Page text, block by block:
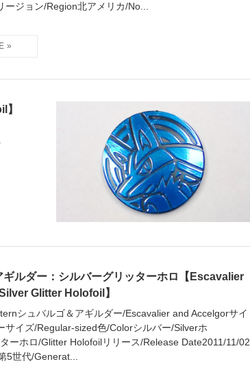
ジョン/Region北アメリカ/No...
ギルダー：シルバーグリッターホロ【Escavalier
Glitter Holofoil】
シュバルゴ＆アギルダー/Escavalier and Accelgorサイ
サイズ/Regular-sized色/Colorシルバー/Silverホ
ーホロ/Glitter Holofoilリリース/Release Date2011/11/02
5世代/Generat...